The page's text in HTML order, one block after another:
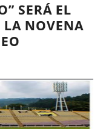
SERÁ EL
LA NOVENA